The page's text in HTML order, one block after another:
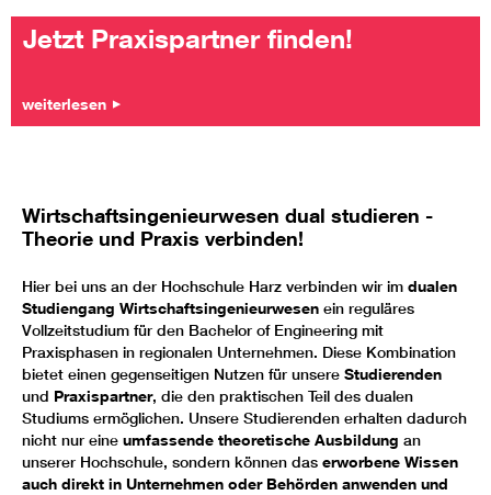
Jetzt Praxispartner finden!
weiterlesen
Wirtschaftsingenieurwesen dual studieren -
Theorie und Praxis verbinden!
Hier bei uns an der Hochschule Harz verbinden wir im dualen
Studiengang Wirtschaftsingenieurwesen ein reguläres
Vollzeitstudium für den Bachelor of Engineering mit
Praxisphasen in regionalen Unternehmen. Diese Kombination
bietet einen gegenseitigen Nutzen für unsere Studierenden
und Praxispartner, die den praktischen Teil des dualen
Studiums ermöglichen. Unsere Studierenden erhalten dadurch
nicht nur eine umfassende theoretische Ausbildung an
unserer Hochschule, sondern können das erworbene Wissen
auch direkt in Unternehmen oder Behörden anwenden und